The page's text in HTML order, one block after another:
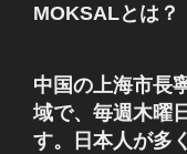
ン
MOKSALとは？
中国の上海市長
域で、毎週木曜
す。日本人が多